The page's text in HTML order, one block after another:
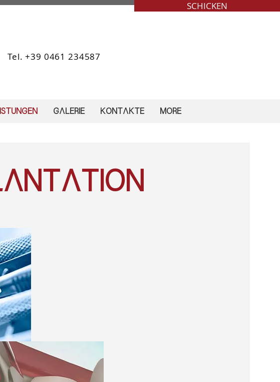
SCHICKEN
Tel. +39 0461 234587
GALERIE KONTAKTE More